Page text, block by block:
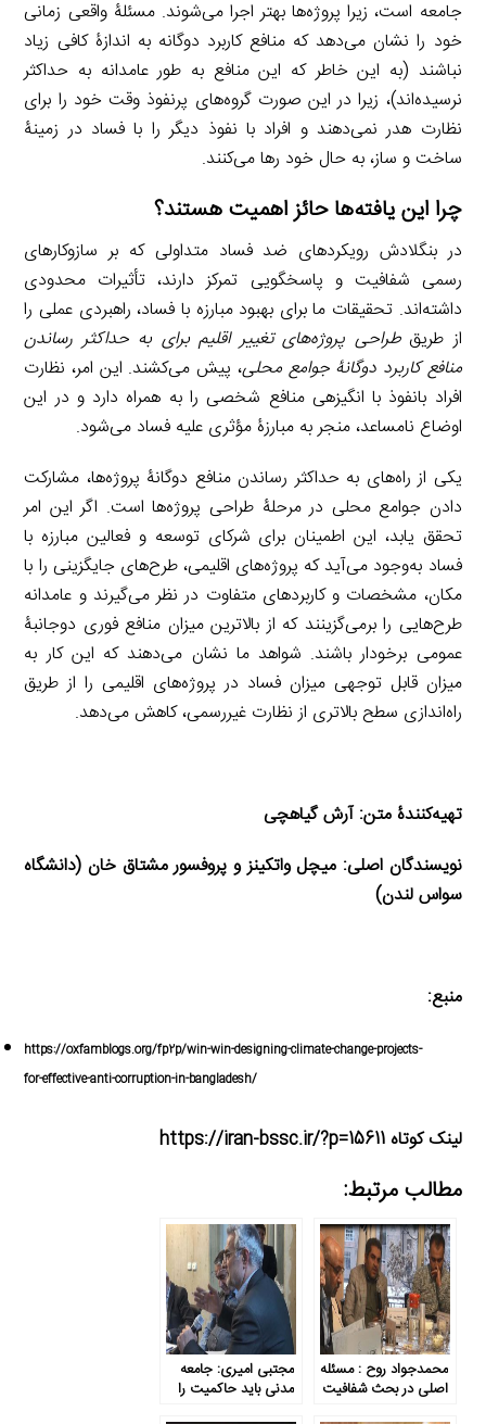
جامعه است، زیرا پروژه‌ها بهتر اجرا می‌شوند. مسئلۀ واقعی زمانی
خود را نشان می‌دهد که منافع کاربرد دوگانه به اندازۀ کافی زیاد
نباشند (به این خاطر که این منافع به طور عامدانه به حداکثر
نرسیده‌اند)، زیرا در این صورت گروه‌های پرنفوذ وقت خود را برای
نظارت هدر نمی‌دهند و افراد با نفوذ دیگر را با فساد در زمینۀ
ساخت و ساز، به حال خود رها می‌کنند.
چرا این یافته‌ها حائز اهمیت هستند؟
در بنگلادش رویکردهای ضد فساد متداولی که بر سازوکارهای
رسمی شفافیت و پاسخگویی تمرکز دارند، تأثیرات محدودی
داشته‌اند. تحقیقات ما برای بهبود مبارزه با فساد، راهبردی عملی را
از طریقطراحی پروژه‌های تغییر اقلیم برای به حداکثر رساندن
منافع کاربرد دوگانۀ جوامع محلی، پیش می‌کشند. این امر، نظارت
افراد بانفوذ با انگیزه­ی منافع شخصی را به همراه دارد و در این
اوضاع نامساعد، منجر به مبارزۀ مؤثری علیه فساد می‌شود.
یکی از راه‌های به حداکثر رساندن منافع دوگانۀ پروژه‌ها، مشارکت
دادن جوامع محلی در مرحلۀ طراحی پروژه‌ها است. اگر این امر
تحقق یابد، این اطمینان برای شرکای توسعه و فعالین مبارزه با
فساد به‌وجود می‌آید که پروژه‌های اقلیمی، طرح‌های جایگزینی را با
مکان، مشخصات و کاربردهای متفاوت در نظر می‌گیرند و عامدانه
طرح‌هایی را برمی‌گزینند که از بالاترین میزان منافع فوری دوجانبۀ
عمومی برخودار باشند. شواهد ما نشان می‌دهند که این کار به
میزان قابل توجهی میزان فساد در پروژه‌های اقلیمی را از طریق
راه‌اندازی سطح بالاتری از نظارت غیررسمی، کاهش می‌دهد.
تهیه‌کنندۀ متن: آرش گیاهچی
نویسندگان اصلی: میچل واتکینزو پروفسور مشتاق خان(دانشگاه
سواس لندن)
منبع:
https://oxfamblogs.org/fp2p/win-win-designing-climate-change-projects-
for-effective-anti-corruption-in-bangladesh/
لینک کوتاه https://iran-bssc.ir/?p=15611
مطالب مرتبط:
محمدجواد روح : مسئله
اصلی در بحث شفافیت
مجتبی امیری: جامعه
مدنی باید حاکمیت را